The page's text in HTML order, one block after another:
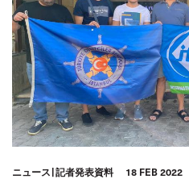
ニュース 記者発表資料 18 FEB 2022